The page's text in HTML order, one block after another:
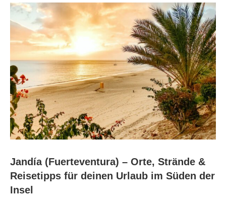
Jandía (Fuerteventura) – Orte, Strände &
Reisetipps für deinen Urlaub im Süden der
Insel